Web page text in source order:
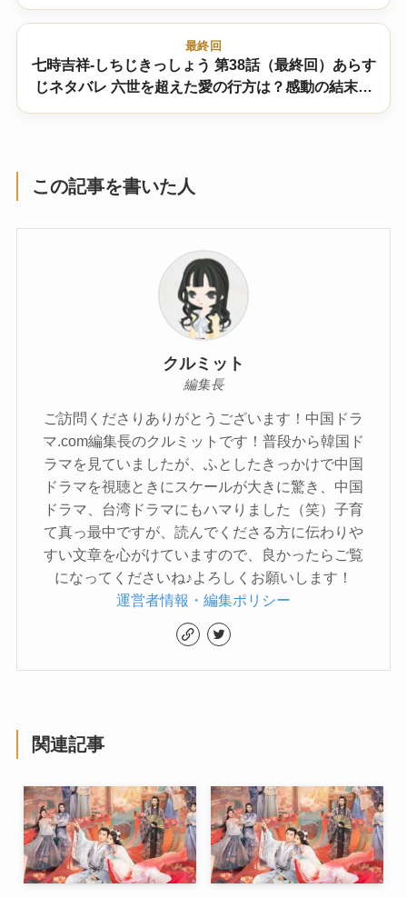
最終回
七時吉祥-しちじきっしょう 第38話（最終回）あらす
じネタバレ 六世を超えた愛の行方は？感動の結末を
この記事を書いた人
クルミット
編集長
ご訪問くださりありがとうございます！中国ドラ
マ.com編集長のクルミットです！普段から韓国ド
ラマを見ていましたが、ふとしたきっかけで中国
ドラマを視聴ときにスケールが大きに驚き、中国
ドラマ、台湾ドラマにもハマりました（笑）子育
て真っ最中ですが、読んでくださる方に伝わりや
すい文章を心がけていますので、良かったらご覧
になってくださいね♪よろしくお願いします！
運営者情報・編集ポリシー
関連記事